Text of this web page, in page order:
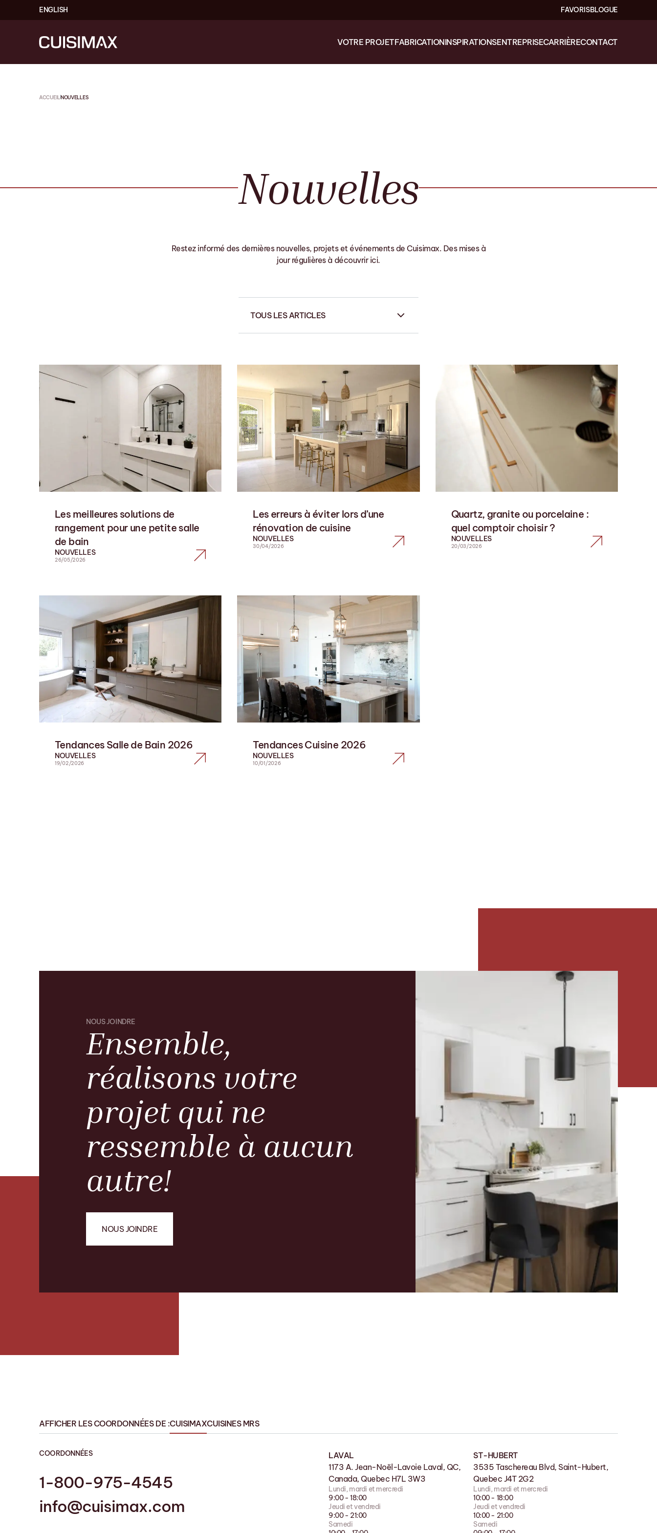
ENGLISH FAVORISBLOGUE
VOTRE PROJETFABRICATIONINSPIRATIONSENTREPRISECARRIÈRECONTACT
ACCUEILNOUVELLES
Nouvelles
Restez informé des dernières nouvelles, projets et événements de Cuisimax. Des mises à
jour régulières à découvrir ici.
Les meilleures solutions de
rangement pour une petite salle
de bain
NOUVELLES
26/05/2026
Les erreurs à éviter lors d’une
rénovation de cuisine
NOUVELLES
30/04/2026
Quartz, granite ou porcelaine :
quel comptoir choisir ?
NOUVELLES
20/03/2026
Tendances Salle de Bain 2026
NOUVELLES
19/02/2026
Tendances Cuisine 2026
NOUVELLES
10/01/2026
NOUS JOINDRE
Ensemble,
réalisons votre
projet qui ne
ressemble à aucun
autre!
NOUS JOINDRE
AFFICHER LES COORDONNÉES DE :CUISIMAXCUISINES MRS
COORDONNÉES
1-800-975-4545
info@cuisimax.com
LAVAL
1173 A. Jean-Noël-Lavoie Laval, QC,
Canada, Quebec H7L 3W3
Lundi, mardi et mercredi
9:00 - 18:00
Jeudi et vendredi
9:00 - 21:00
Samedi
ST-HUBERT
3535 Taschereau Blvd, Saint-Hubert,
Quebec J4T 2G2
Lundi, mardi et mercredi
10:00 - 18:00
Jeudi et vendredi
10:00 - 21:00
Samedi
1-819 758-1594
info@cuisinesmrs.com
USINE
11 Rue de la Nicolet, Victoriaville QC
G6P 7H2
Lundi au vendredi
9:00 - 17:00
Samedi
Fermé
Dimanche
SALLE DE MONTRE
180 Boul des Bois-Francs S, Victoriaville
QC G6P 4S7
Lundi, mardi et mercredi
9:00 - 17:00
Jeudi et vendredi
9:00 - 21:00
Samedi